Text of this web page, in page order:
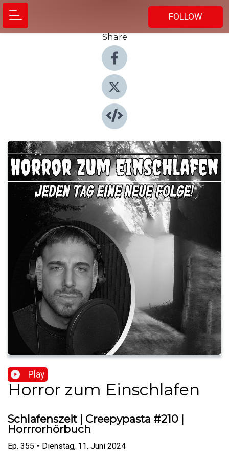
FOLLOW
Share
Play
Horror zum Einschlafen
Schlafenszeit | Creepypasta #210 |
Horrrorhörbuch
Ep. 355 • Dienstag, 11. Juni 2024